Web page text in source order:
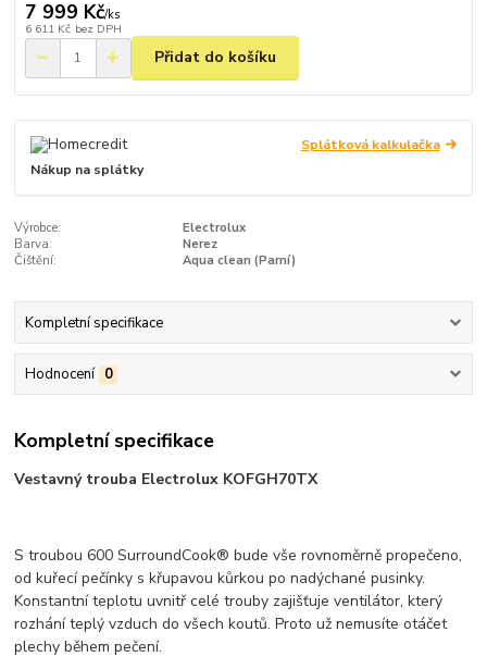
7 999 Kč/ks
6 611 Kč bez DPH
Přidat do košíku
Splátková kalkulačka
Nákup na splátky
Výrobce:
Electrolux
Barva:
Nerez
Čištění:
Aqua clean (Parní)
Kompletní specifikace
Hodnocení 0
Kompletní specifikace
Vestavný trouba Electrolux KOFGH70TX
S troubou 600 SurroundCook® bude vše rovnoměrně propečeno,
od kuřecí pečínky s křupavou kůrkou po nadýchané pusinky.
Konstantní teplotu uvnitř celé trouby zajišťuje ventilátor, který
rozhání teplý vzduch do všech koutů. Proto už nemusíte otáčet
plechy během pečení.